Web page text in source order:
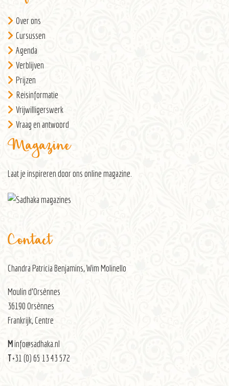
Over ons
Cursussen
Agenda
Verblijven
Prijzen
Reisinformatie
Vrijwilligerswerk
Vraag en antwoord
Magazine
Laat je inspireren door onsonline magazine.
Contact
Chandra Patricia Benjamins, Wim Molinello
Moulin d’Orsènnes
36190 Orsènnes
Frankrijk, Centre
Minfo@sadhaka.nl
T+31 (0) 65 13 43 572